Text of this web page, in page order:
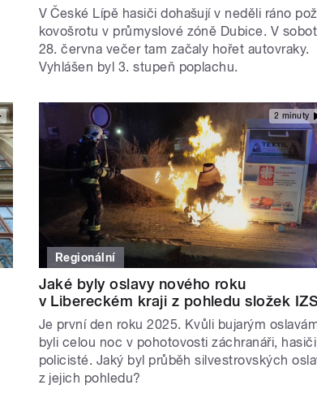
V České Lípě hasiči dohašují v neděli ráno
kovošrotu v průmyslové zóně Dubice. V
28. června večer tam začaly hořet autovraky.
Vyhlášen byl 3. stupeň poplachu.
2 minuty
Regionální
Jaké byly oslavy nového roku
v Libereckém kraji z pohledu složek
Je první den roku 2025. Kvůli bujarým
byli celou noc v pohotovosti záchranáři,
policisté. Jaký byl průběh silvestrovských
z jejich pohledu?